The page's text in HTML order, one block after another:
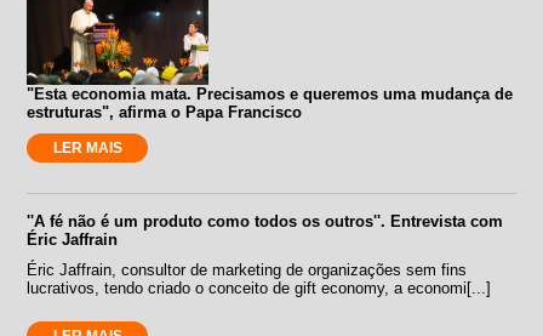
"Esta economia mata. Precisamos e queremos uma mudança de
estruturas", afirma o Papa Francisco
LER MAIS
''A fé não é um produto como todos os outros''. Entrevista com
Éric Jaffrain
Éric Jaffrain, consultor de marketing de organizações sem fins
lucrativos, tendo criado o conceito de gift economy, a economi[...]